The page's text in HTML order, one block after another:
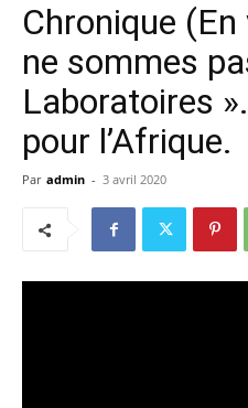
Chronique
ne sommes
Laboratoires
pour l’Afrique.
Par admin - 3 avril 2020